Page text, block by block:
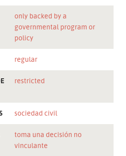
only backed by a
governmental program or
policy
regular
restricted
sociedad civil
toma una decisión no
vinculante